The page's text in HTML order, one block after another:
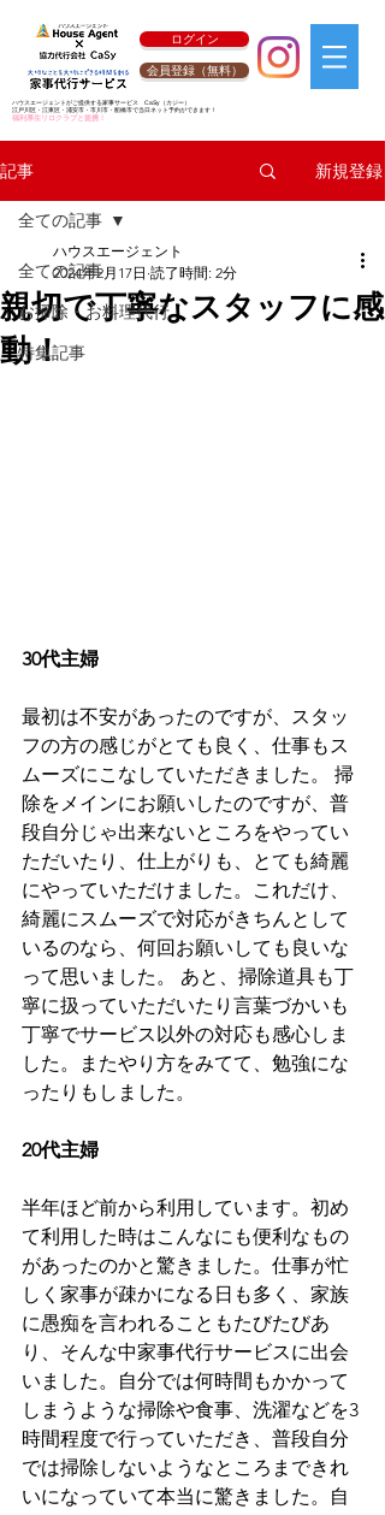
ログイン
会員登録（無料）
ハウスエージェントがご提供する家事サービス CaSy （カジー）
江戸川区・江東区・浦安市・市川市・船橋市で当日ネット予約ができます！
福利厚生リロクラブと提携！
記事 新規登録
全ての記事
お掃除・お料理代行
特集記事
全ての記事
親切で丁寧なスタッフに感
動！
ハウスエージェント
2024年2月17日 読了時間: 2分
30代主婦
最初は不安があったのですが、スタッ
フの方の感じがとても良く、仕事もス
ムーズにこなしていただきました。 掃
除をメインにお願いしたのですが、普
段自分じゃ出来ないところをやってい
ただいたり、仕上がりも、とても綺麗
にやっていただけました。これだけ、
綺麗にスムーズで対応がきちんとして
いるのなら、何回お願いしても良いな
って思いました。 あと、掃除道具も丁
寧に扱っていただいたり言葉づかいも
丁寧でサービス以外の対応も感心しま
した。またやり方をみてて、勉強にな
ったりもしました。
20代主婦
半年ほど前から利用しています。初め
て利用した時はこんなにも便利なもの
があったのかと驚きました。仕事が忙
しく家事が疎かになる日も多く、家族
に愚痴を言われることもたびたびあ
り、そんな中家事代行サービスに出会
いました。自分では何時間もかかって
しまうような掃除や食事、洗濯などを3
時間程度で行っていただき、普段自分
では掃除しないようなところまできれ
いになっていて本当に驚きました。自